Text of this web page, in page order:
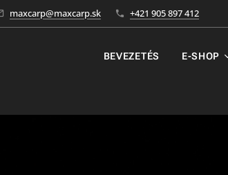
maxcarp@maxcarp.sk +421 905 897 412
BEVEZETÉS E-SHOP